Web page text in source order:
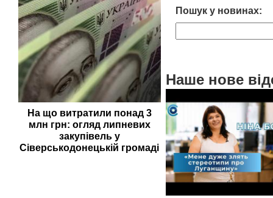
На що витратили понад 3
млн грн: огляд липневих
закупівель у
Сіверськодонецькій громаді
Пошук у новинах:
Наше нове